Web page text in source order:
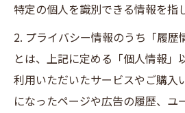
特定の個人を識別できる情報を指
2. プライバシー情報のうち「履歴
とは、上記に定める「個人情報」
利用いただいたサービスやご購入
になったページや広告の履歴、ユ